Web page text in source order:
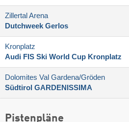
Zillertal Arena
Dutchweek Gerlos
Kronplatz
Audi FIS Ski World Cup Kronplatz
Dolomites Val Gardena/​Gröden
Südtirol GARDENISSIMA
Pistenpläne